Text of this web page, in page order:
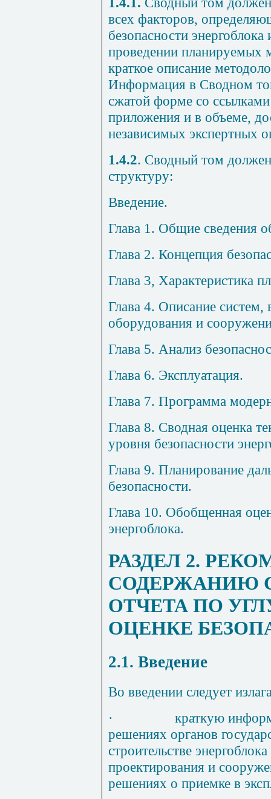
всех факторов,
безопасности
проведении планируемых
краткое описание
Информация в Сводном
сжатой форме со
приложения и в объеме,
независимых экспертных
1.4.2. Сводный том
структуру:
Введение.
Глава 1. Общие сведения
Глава 2. Концепция
Глава 3, Характеристика
Глава 4. Описание
оборудования и
Глава 5. Анализ
Глава 6. Эксплуатация.
Глава 7. Программа
Глава 8. Сводная оценка
уровня безопасности
Глава 9. Планирование
безопасности.
Глава 10. Обобщенная
энергоблока.
РАЗДЕЛ 2.
СОДЕРЖАНИЮ
ОТЧЕТА ПО
ОЦЕНКЕ
2.1. Введение
Во введении следует
·
краткую
решениях органов
строительстве
проектирования и
решениях о приемке в